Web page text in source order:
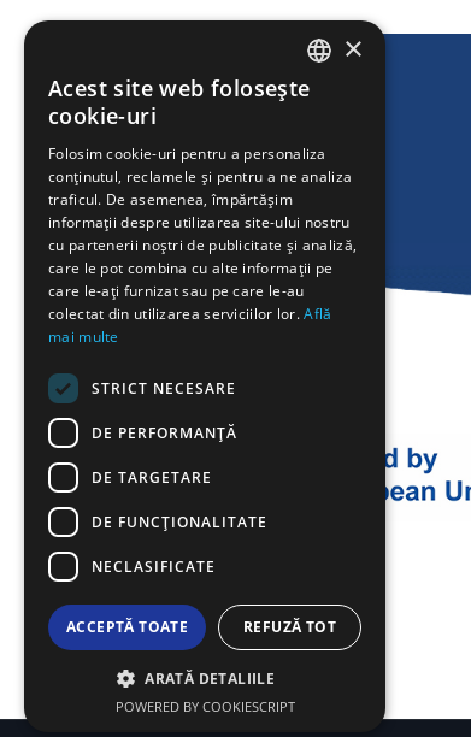
ENGLISH
FRENCH
BULGARIAN
GERMAN
ROMANIAN
×
Acest site web folosește
cookie-uri
Folosim cookie-uri pentru a personaliza
conținutul, reclamele și pentru a ne analiza
traficul. De asemenea, împărtășim
informații despre utilizarea site-ului nostru
cu partenerii noștri de publicitate și analiză,
care le pot combina cu alte informații pe
care le-ați furnizat sau pe care le-au
colectat din utilizarea serviciilor lor.Află
mai multe
STRICT NECESARE
DE PERFORMANȚĂ
DE TARGETARE
DE FUNCŢIONALITATE
NECLASIFICATE
ACCEPTĂ TOATE REFUZĂ TOT
ARATĂ DETALIILE
POWERED BY COOKIESCRIPT